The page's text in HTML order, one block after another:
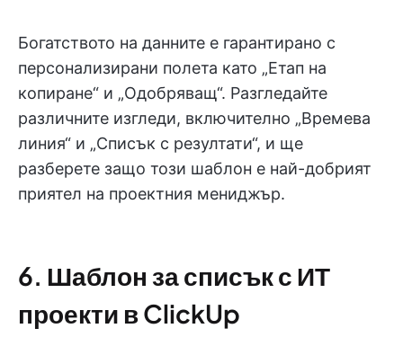
Богатството на данните е гарантирано с
персонализирани полета като „Етап на
копиране“ и „Одобряващ“. Разгледайте
различните изгледи, включително „Времева
линия“ и „Списък с резултати“, и ще
разберете защо този шаблон е най-добрият
приятел на проектния мениджър.
6. Шаблон за списък с ИТ
проекти в ClickUp